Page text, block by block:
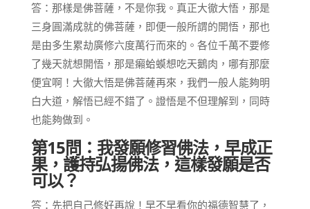
答：那樣是佛菩薩，不是你我。真正大徹大悟，那是
三身圓滿成就的佛菩薩，即便一般所謂的開悟，那也
是由多生累劫廣修六度萬行而來的。各位千萬不要修
了幾天就想開悟，那是癩蛤蟆想吃天鵝肉，哪有那麼
便宜啊！大徹大悟是佛菩薩再來，我們一般人能夠明
白大道，解悟已經不錯了。證悟是不但理解到，同時
也能夠做到。
第15問：我發願修習佛法，早成正
果，護持弘揚佛法，這樣發願是否
可以？
答：先把自己修好再說！早不早看你的福德智慧了，